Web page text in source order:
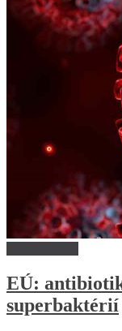
EÚ:
superbaktérií